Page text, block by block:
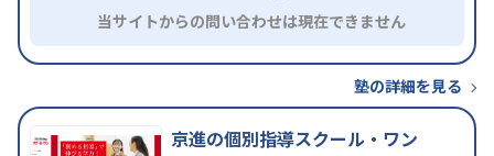
当サイトからの問い合わせは現在できません
塾の詳細を見る
京進の個別指導スクール・ワン